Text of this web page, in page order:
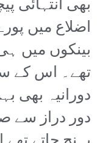
بھی انتہائی
اضلاع میں
بینکوں میں
تھے۔ اس کے
دورانیہ بھی
دور دراز سے